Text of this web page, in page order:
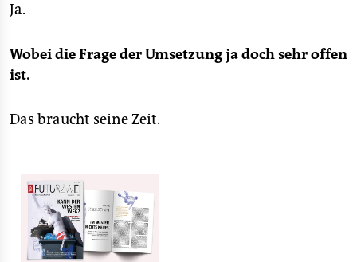
Ja.
Wobei die Frage der Umsetzung ja doch sehr offen
ist.
Das braucht seine Zeit.